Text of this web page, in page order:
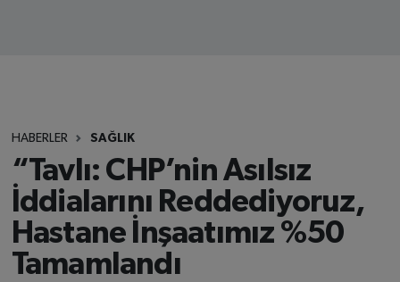
HABERLER SAĞLIK
“Tavlı: CHP’nin Asılsız
İddialarını Reddediyoruz,
Hastane İnşaatımız %50
Tamamlandı